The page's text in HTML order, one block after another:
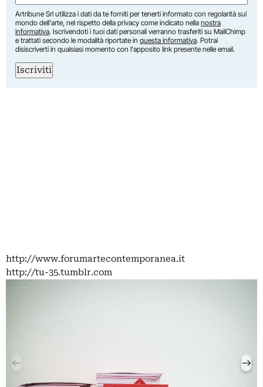
Artribune Srl utilizza i dati da te forniti per tenerti informato con regolarità sul
mondo dell'arte, nel rispetto della privacy come indicato nella nostra
informativa. Iscrivendoti i tuoi dati personali verranno trasferiti su MailChimp
e trattati secondo le modalità riportate in questa informativa. Potrai
disiscriverti in qualsiasi momento con l'apposito link presente nelle email.
Iscriviti
http://www.forumartecontemporanea.it
http://tu-35.tumblr.com